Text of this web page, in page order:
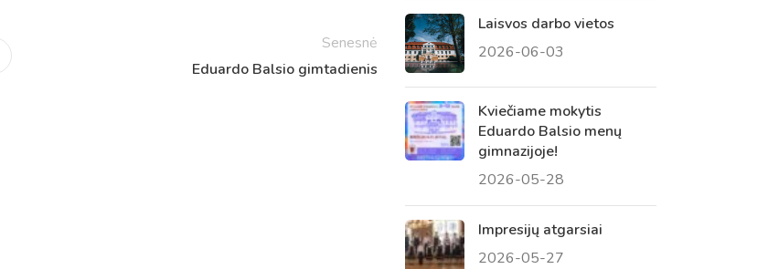
Veiklos ir renginių planas
2025 - 2026 mokslo metų veiklos ir enginių planas
Senesnė
Eduardo Balsio gimtadienis
Laisvos darbo vietos
2026-06-03
Kviečiame mokytis
Eduardo Balsio menų
gimnazijoje!
2026-05-28
Impresijų atgarsiai
2026-05-27